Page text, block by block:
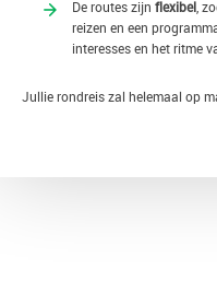
De routes zijn flexibel ,
reizen en een
interesses en het ritme
Jullie rondreis zal helemaal op